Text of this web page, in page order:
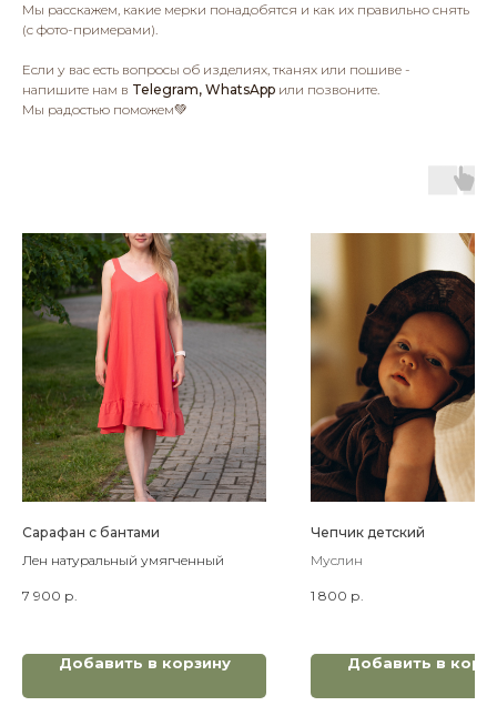
Мы расскажем, какие мерки понадобятся и как их правильно снять
(с фото-примерами).
Если у вас есть вопросы об изделиях, тканях или пошиве -
напишите нам в Telegram, WhatsApp или позвоните.
Мы радостью поможем💚
Сарафан c бантами
Лен натуральный умягченный
7 900 р.
Добавить в корзину
Чепчик детский
Муслин
1 800 р.
Добавить в